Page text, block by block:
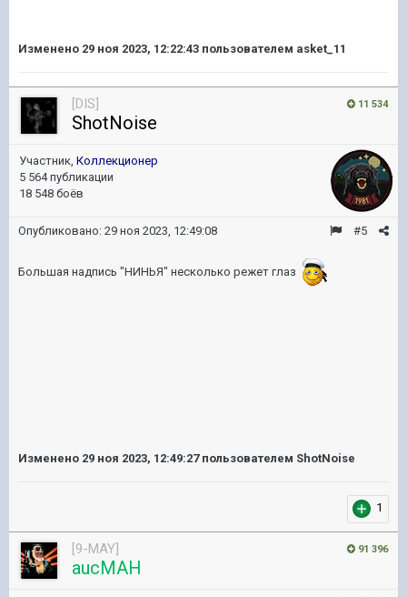
Изменено 29 ноя 2023, 12:22:43 пользователем asket_11
11 534
[DIS]
ShotNoise
Участник, Коллекционер
5 564 публикации
18 548 боёв
#5
Опубликовано: 29 ноя 2023, 12:49:08
Большая надпись "НИНЬЯ" несколько режет глаз
Изменено 29 ноя 2023, 12:49:27пользователем ShotNoise
1
91 396
[9-MAY]
aucMAH